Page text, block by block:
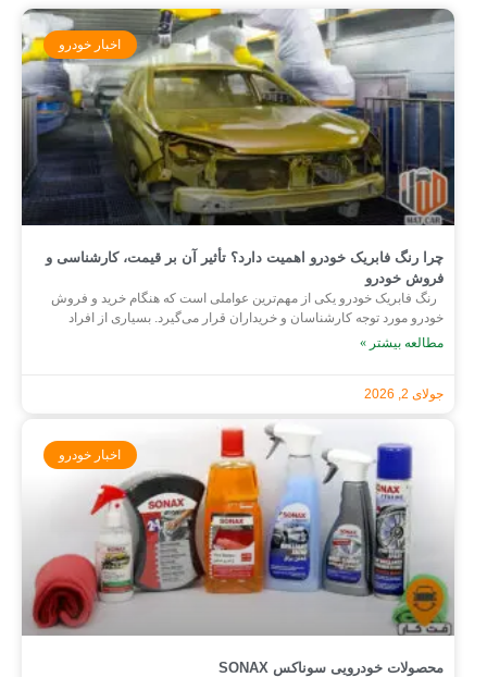
اخبار خودرو
چرا رنگ فابریک خودرو اهمیت دارد؟ تأثیر آن بر قیمت، کارشناسی و
فروش خودرو
رنگ فابریک خودرو یکی از مهم‌ترین عواملی است که هنگام خرید و فروش
خودرو مورد توجه کارشناسان و خریداران قرار می‌گیرد. بسیاری از افراد
مطالعه بیشتر »
جولای 2, 2026
اخبار خودرو
محصولات خودرویی سوناکس SONAX